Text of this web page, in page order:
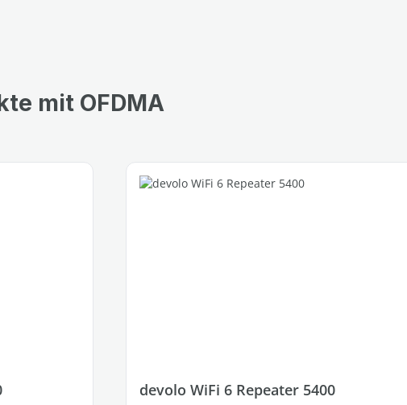
mit OFDMA
devolo WiFi 6 Repeater 5400